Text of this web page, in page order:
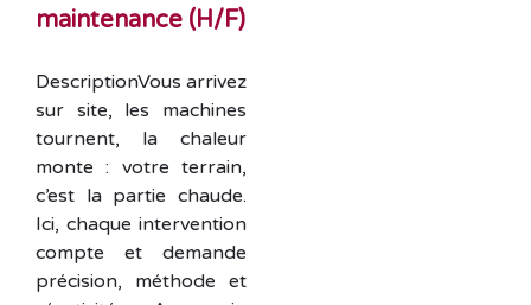
maintenance (H/F)
DescriptionVous arrivez
sur site, les machines
tournent, la chaleur
monte : votre terrain,
c’est la partie chaude.
Ici, chaque intervention
compte et demande
précision, méthode et